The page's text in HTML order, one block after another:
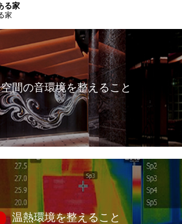
る家
家
空間の音環境を整えること
温熱環境を整えること